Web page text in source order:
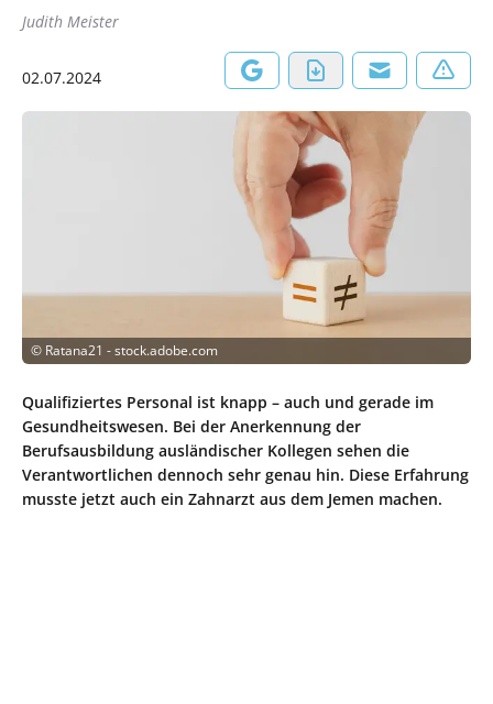
Judith Meister
02.07.2024
© Ratana21 - stock.adobe.com
Qualifiziertes Personal ist knapp – auch und gerade im
Gesundheitswesen. Bei der Anerkennung der
Berufsausbildung ausländischer Kollegen sehen die
Verantwortlichen dennoch sehr genau hin. Diese Erfahrung
musste jetzt auch ein Zahnarzt aus dem Jemen machen.